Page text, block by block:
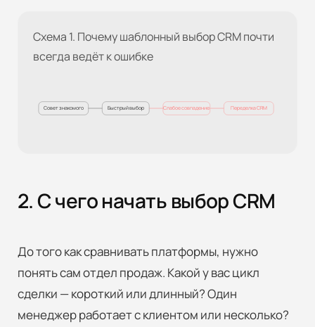
Схема 1. Почему шаблонный выбор CRM почти
всегда ведёт к ошибке
Совет знакомого Быстрый выбор Слабое совпадение Переделка CRM
2. С чего начать выбор CRM
До того как сравнивать платформы, нужно
понять сам отдел продаж. Какой у вас цикл
сделки — короткий или длинный? Один
менеджер работает с клиентом или несколько?